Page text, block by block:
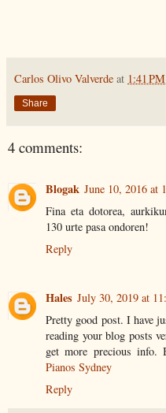
Carlos Olivo Valverde at 1:41 PM
Share
4 comments:
Blogak June 10, 2016 at
Fina eta dotorea,
130 urte pasa ondoren!
Reply
Hales July 30, 2019 at
Pretty good post. I have
reading your blog posts
get more precious
Pianos Sydney
Reply